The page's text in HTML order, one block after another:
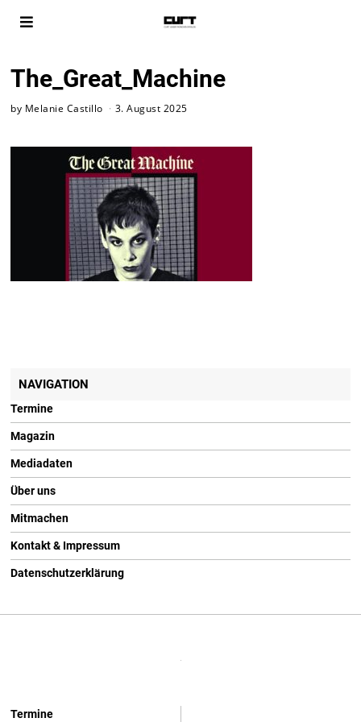
The_Great_Machine
by Melanie Castillo 3. August 2025
NAVIGATION
Termine
Magazin
Mediadaten
Über uns
Mitmachen
Kontakt & Impressum
Datenschutzerklärung
Termine